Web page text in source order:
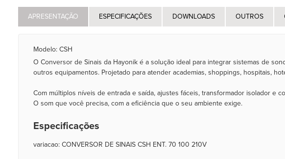
APRESENTAÇÃO ESPECIFICAÇÕES DOWNLOADS OUTROS
Modelo: CSH
O Conversor de Sinais da Hayonik é a solução ideal para integrar sistemas de
outros equipamentos. Projetado para atender academias, shoppings, hospitais,
Com múltiplos níveis de entrada e saída, ajustes fáceis, transformador isolador e
O som que você precisa, com a eficiência que o seu ambiente exige.
Especificações
variacao: CONVERSOR DE SINAIS CSH ENT. 70 100 210V